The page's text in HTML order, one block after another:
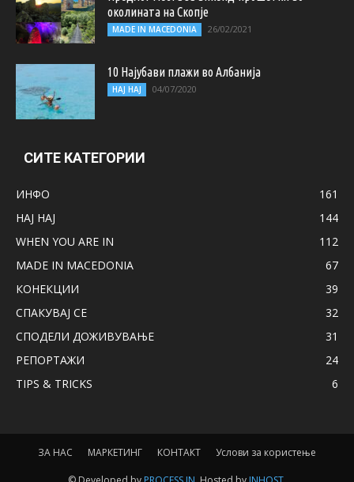
околината на Скопје
MADE IN MACEDONIA 26/02/2021
10 Најубави плажи во Албанија
НАЈ НАЈ 04/07/2020
СИТЕ КАТЕГОРИИ
ИНФО
161
НАЈ НАЈ
144
WHEN YOU ARE IN
112
MADE IN MACEDONIA
67
КОНЕКЦИИ
39
СПАКУВАЈ СЕ
32
СПОДЕЛИ ДОЖИВУВАЊЕ
31
РЕПОРТАЖИ
24
TIPS & TRICKS
6
ЗА НАС МАРКЕТИНГ КОНТАКТ Услови за користење